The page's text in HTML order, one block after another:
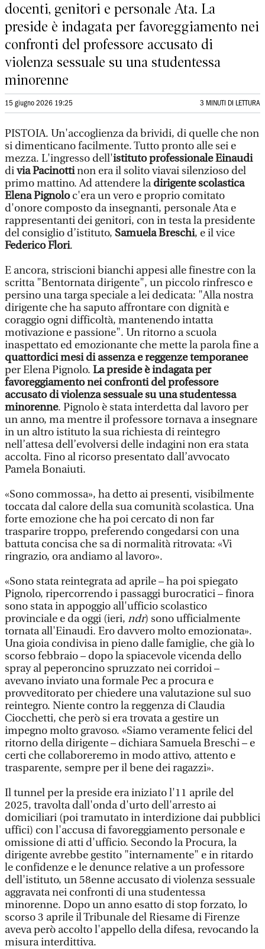
docenti, genitori e personale Ata. La
preside è indagata per favoreggiamento nei
confronti del professore accusato di
violenza sessuale su una studentessa
minorenne
15 giugno 2026 19:25 3 MINUTI DI LETTURA
PISTOIA. Un'accoglienza da brividi, di quelle che non
si dimenticano facilmente. Tutto pronto alle sei e
mezza. L'ingresso dell'istituto professionale Einaudi
divia Pacinottinon era il solito viavai silenzioso del
primo mattino. Ad attendere ladirigente scolastica
Elena Pignoloc'era un vero e proprio comitato
d'onore composto da insegnanti, personale Ata e
rappresentanti dei genitori, con in testa la presidente
del consiglio d’istituto, Samuela Breschi, e il vice
Federico Flori.
E ancora, striscioni bianchi appesi alle finestre con la
scritta "Bentornata dirigente", un piccolo rinfresco e
persino una targa speciale a lei dedicata: "Alla nostra
dirigente che ha saputo affrontare con dignità e
coraggio ogni difficoltà, mantenendo intatta
motivazione e passione". Un ritorno a scuola
inaspettato ed emozionante che mette la parola fine a
quattordici mesi di assenza e reggenze temporanee
per Elena Pignolo. La preside è indagata per
favoreggiamento nei confronti del professore
accusato di violenza sessuale su una studentessa
minorenne. Pignolo è stata interdetta dal lavoro per
un anno, ma mentre il professore tornava a insegnare
in un altro istituto la sua richiesta di reintegro
nell’attesa dell’evolversi delle indagini non era stata
accolta. Fino al ricorso presentato dall’avvocato
Pamela Bonaiuti.
«Sono commossa», ha detto ai presenti, visibilmente
toccata dal calore della sua comunità scolastica. Una
forte emozione che ha poi cercato di non far
trasparire troppo, preferendo congedarsi con una
battuta concisa che sa di normalità ritrovata: «Vi
ringrazio, ora andiamo al lavoro».
«Sono stata reintegrata ad aprile – ha poi spiegato
Pignolo, ripercorrendo i passaggi burocratici – finora
sono stata in appoggio all'ufficio scolastico
provinciale e da oggi (ieri, ndr) sono ufficialmente
tornata all'Einaudi. Ero davvero molto emozionata».
Una gioia condivisa in pieno dalle famiglie, che già lo
scorso febbraio – dopo la spiacevole vicenda dello
spray al peperoncino spruzzato nei corridoi –
avevano inviato una formale Pec a procura e
provveditorato per chiedere una valutazione sul suo
reintegro. Niente contro la reggenza di Claudia
Ciocchetti, che però si era trovata a gestire un
impegno molto gravoso. «Siamo veramente felici del
ritorno della dirigente – dichiara Samuela Breschi – e
certi che collaboreremo in modo attivo, attento e
trasparente, sempre per il bene dei ragazzi».
Il tunnel per la preside era iniziato l'11 aprile del
2025, travolta dall'onda d'urto dell'arresto ai
domiciliari (poi tramutato in interdizione dai pubblici
uffici) con l'accusa di favoreggiamento personale e
omissione di atti d'ufficio. Secondo la Procura, la
dirigente avrebbe gestito "internamente" e in ritardo
le confidenze e le denunce relative a un professore
dell'istituto, un 58enne accusato di violenza sessuale
aggravata nei confronti di una studentessa
minorenne. Dopo un anno esatto di stop forzato, lo
scorso 3 aprile il Tribunale del Riesame di Firenze
aveva però accolto l'appello della difesa, revocando la
misura interdittiva.